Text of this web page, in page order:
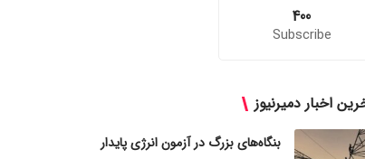
400
Subscribe
اخبار دمیرنیوز
بنگاه‌های بزرگ در آزمون انرژی پایدار